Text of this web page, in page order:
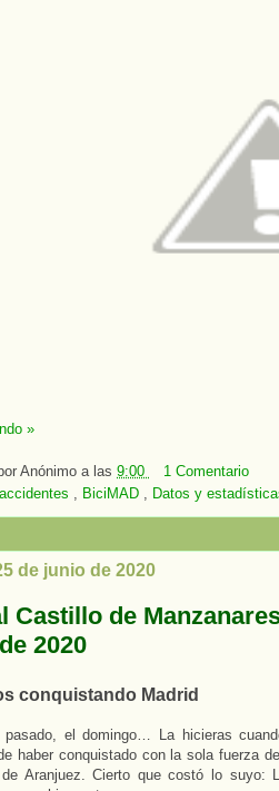
»
Anónimo a las 9:00
1 Comentario
accidentes , BiciMAD , Datos y
de junio de 2020
Castillo de
2020
conquistando Madrid
pasado, el domingo… La hicieras
haber conquistado con la sola fuerza
Aranjuez. Cierto que costó lo suyo: